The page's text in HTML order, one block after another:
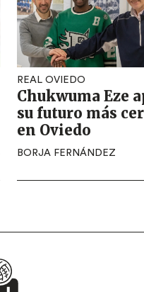
REAL OVIEDO
Chukwuma Eze
su futuro más
en Oviedo
BORJA FERNÁNDEZ